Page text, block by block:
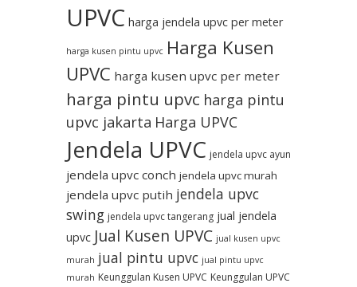
UPVC harga jendela upvc per meter
harga kusen pintu upvc Harga Kusen
UPVC harga kusen upvc per meter
harga pintu upvc harga pintu
upvc jakarta Harga UPVC
Jendela UPVC jendela upvc ayun
jendela upvc conch jendela upvc murah
jendela upvc putih jendela upvc
swing jendela upvc tangerang jual jendela
upvc Jual Kusen UPVC jual kusen upvc
murah jual pintu upvc jual pintu upvc
murah Keunggulan Kusen UPVC Keunggulan UPVC